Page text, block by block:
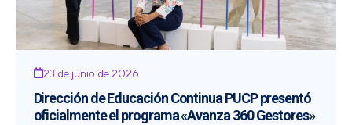
23 de junio de 2026
Dirección de Educación Continua PUCP presentó
oficialmente el programa «Avanza 360 Gestores»